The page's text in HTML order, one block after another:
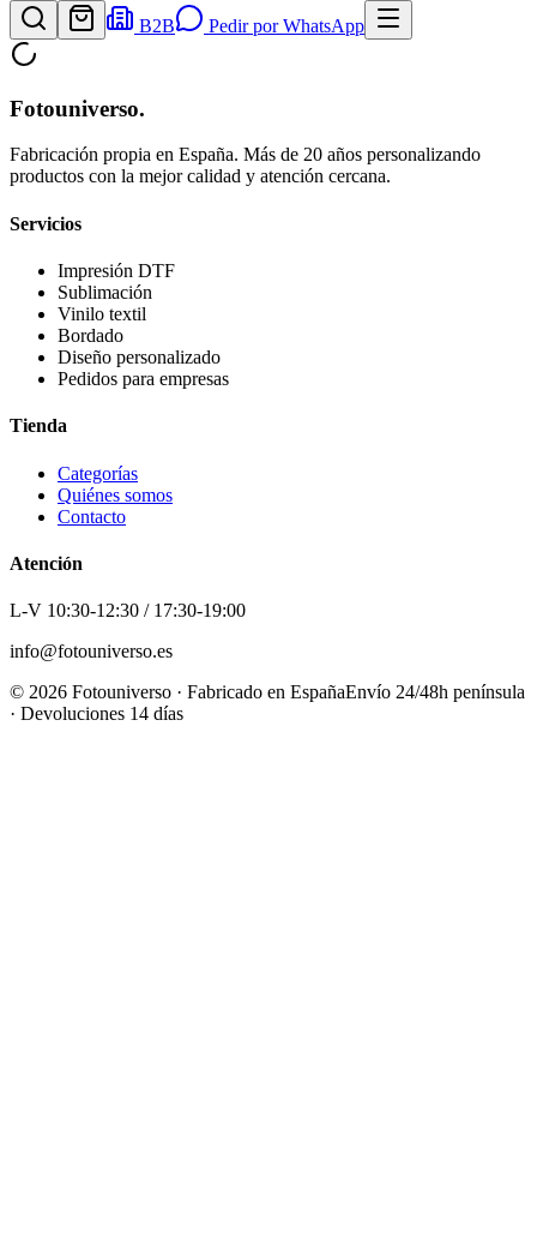
B2B
Pedir por WhatsApp
Fotouniverso.
Fabricación propia en España. Más de 20 años personalizando
productos con la mejor calidad y atención cercana.
Servicios
Impresión DTF
Sublimación
Vinilo textil
Bordado
Diseño personalizado
Pedidos para empresas
Tienda
Categorías
Quiénes somos
Contacto
Atención
L-V 10:30-12:30 / 17:30-19:00
info@fotouniverso.es
© 2026 Fotouniverso · Fabricado en EspañaEnvío 24/48h península
· Devoluciones 14 días